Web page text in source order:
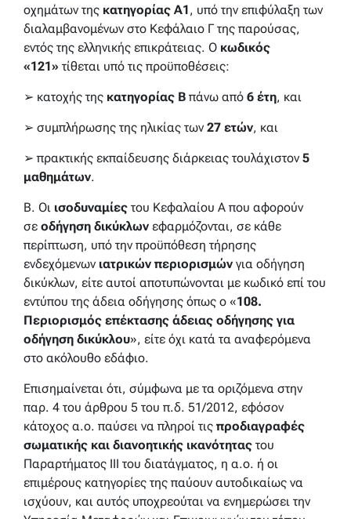
οχημάτων της κατηγορίας Α1, υπό την επιφύλαξη των
διαλαμβανομένων στο Κεφάλαιο Γ της παρούσας,
εντός της ελληνικής επικράτειας. Ο κωδικός
«121» τίθεται υπό τις προϋποθέσεις:
➢ κατοχής της κατηγορίας Β πάνω από 6 έτη, και
➢ συμπλήρωσης της ηλικίας των 27 ετών, και
➢ πρακτικής εκπαίδευσης διάρκειας τουλάχιστον 5
μαθημάτων.
Β. Οι ισοδυναμίες του Κεφαλαίου Α που αφορούν
σε οδήγηση δικύκλων εφαρμόζονται, σε κάθε
περίπτωση, υπό την προϋπόθεση τήρησης
ενδεχόμενων ιατρικών περιορισμών για οδήγηση
δικύκλων, είτε αυτοί αποτυπώνονται με κωδικό επί του
εντύπου της άδεια οδήγησης όπως ο «108.
Περιορισμός επέκτασης άδειας οδήγησης για
οδήγηση δικύκλου», είτε όχι κατά τα αναφερόμενα
στο ακόλουθο εδάφιο.
Επισημαίνεται ότι, σύμφωνα με τα οριζόμενα στην
παρ. 4 του άρθρου 5 του π.δ. 51/2012, εφόσον
κάτοχος α.ο. παύσει να πληροί τις προδιαγραφές
σωματικής και διανοητικής ικανότητας του
Παραρτήματος III του διατάγματος, η α.ο. ή οι
επιμέρους κατηγορίες της παύουν αυτοδικαίως να
ισχύουν, και αυτός υποχρεούται να ενημερώσει την